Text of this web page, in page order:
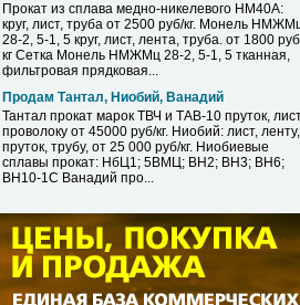
Прокат из сплава медно-никелевого НМ40А:
круг, лист, труба от 2500 руб/кг. Монель
28-2, 5-1, 5 круг, лист, лента, труба. от 1800
кг Сетка Монель НМЖМц 28-2, 5-1, 5 тканная,
фильтровая прядковая...
Продам Тантал, Ниобий, Ванадий
Тантал прокат марок ТВЧ и ТАВ-10 пруток,
проволоку от 45000 руб/кг. Ниобий: лист, ленту,
пруток, трубу, от 25 000 руб/кг. Ниобиевые
сплавы прокат: НбЦ1; 5ВМЦ; ВН2; ВН3; ВН6;
ВН10-1С Ванадий про...